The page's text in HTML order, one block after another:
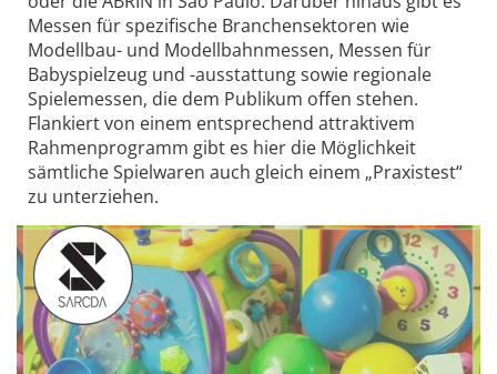
Messen für spezifische Branchensektoren wie
Modellbau- und Modellbahnmessen, Messen für
Babyspielzeug und -ausstattung sowie regionale
Spielemessen, die dem Publikum offen stehen.
Flankiert von einem entsprechend attraktivem
Rahmenprogramm gibt es hier die Möglichkeit
sämtliche Spielwaren auch gleich einem „Praxistest“
zu unterziehen.